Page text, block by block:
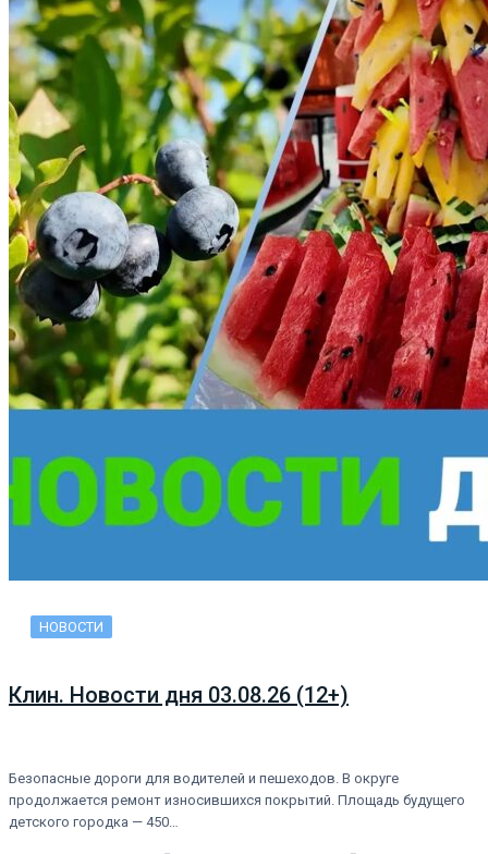
НОВОСТИ
Клин. Новости дня 03.08.26 (12+)
Безопасные дороги для водителей и пешеходов. В округе
продолжается ремонт износившихся покрытий. Площадь будущего
детского городка — 450…